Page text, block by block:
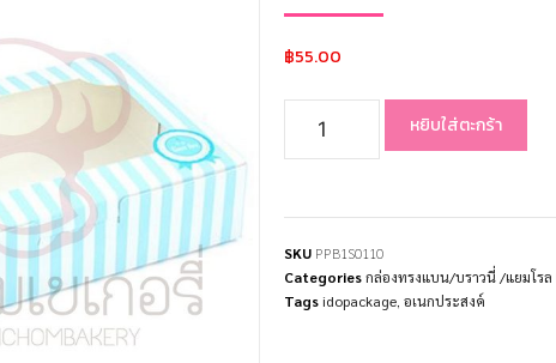
฿55.00
หยิบใส่ตะกร้า
SKU PPB1S0110
Categoriesกล่องทรงแบน/บราวนี่ /แยมโรล
Tags idopackage, อเนกประสงค์